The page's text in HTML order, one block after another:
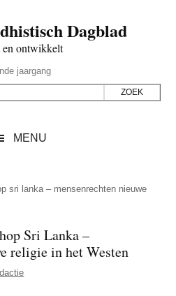
Dagblad
ontwikkelt
jaargang
MENU
sri lanka – mensenrechten nieuwe
Sri Lanka –
religie in het Westen